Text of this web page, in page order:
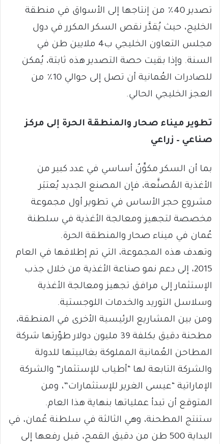
تصدير 40٪ من إنتاجها إلى الأسواق في منطقة
الخليج، حيث يُقدَّر نقص السكر المكرر في دول
مجلس التعاون الخليجي ب4 ملايين طن في
السنة. وإذا بقيت حصة التصدير هذه ثابتة، يُمكن
للصادرات العُمانية أن تصل إلى حوالي 10٪ من
العجز الخليجي الحالي.
تطوير ميناء صحار والمنطقة الحرة إلى مركز
صناعي – زراعي
بما أن السكر مكوِّنٌ أساسي في عدد كبير من
الأغذية المُصنَّعة، فإن المصنع الجديد يُعتبَر
مشروع حجر الأساس في تطوير أول مجموعة
مخصصة لتجهيز ومعالجة الأغذية في سلطنة
عُمان في ميناء صحار والمنطقة الحرة.
وتهدف هذه المجموعة، التي تم إطلاقها في العام
2015، إلى دعم نمو صناعة الأغذية من خلال جذب
الإستثمار إلى مرافق تجهيز ومعالجة الأغذية
وسلاسل التوريد والخدمات اللوجستية.
ومن بين المشاريع الرئيسية الأخرى في المنطقة،
مطحنة دقيق بكلفة 39 مليون دولار طوّرتها شركة
المطاحن العُمانية المملوكة بغالبيتها للدولة
والشركة التابعة لها “أطياب للإستثمار” والشركة
الإماراتية “عيسى الغرير للإستثمارات”، ومن
المتوقع أن تبدأ عملياتها بنهاية هذا العام.
ستنتج المطحنة، وهي الثالثة في سلطنة عُمان، في
البداية 500 طن من دقيق القمح، قبل رفعها إلى